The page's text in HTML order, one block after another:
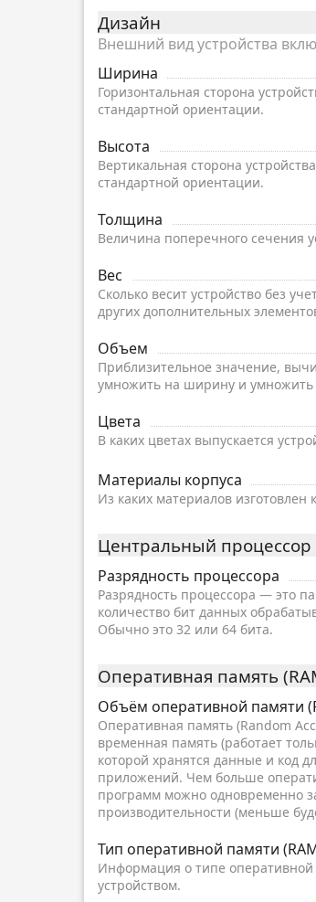
Дизайн
Внешний вид устройства
Ширина
Горизонтальная сторона
стандартной ориентации.
Высота
Вертикальная сторона
стандартной ориентации.
Толщина
Величина поперечного сечения
Вес
Сколько весит устройство без
других дополнительных
Объем
Приблизительное значение,
умножить на ширину и умножить
Цвета
В каких цветах выпускается
Материалы корпуса
Из каких материалов изготовлен
Центральный процессор
Разрядность процессора
Разрядность процессора — это
количество бит данных
Обычно это 32 или 64 бита.
Оперативная память
Объём оперативной памяти
Оперативная память (Random
временная память (работает
которой хранятся данные и код
приложений. Чем больше
программ можно одновременно
производительности (меньше
Тип оперативной памяти
Информация о типе
устройством.